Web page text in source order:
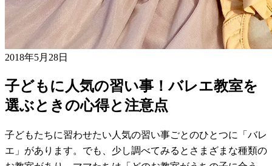
2018年5月28日
子どもに人気の習い事！バレエ教室を
選ぶときの心得と注意点
子どもたちに習わせたい人気の習い事ごとのひとつに「バレ
エ」があります。でも、少し調べてみるとさまざまな種類の